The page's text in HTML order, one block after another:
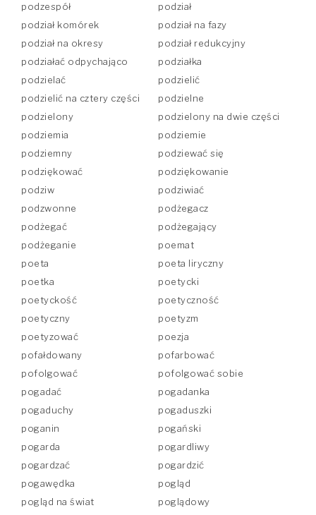
podzespół
podział
podział komórek
podział na fazy
podział na okresy
podział redukcyjny
podziałać odpychająco
podziałka
podzielać
podzielić
podzielić na cztery części
podzielne
podzielony
podzielony na dwie części
podziemia
podziemie
podziemny
podziewać się
podziękować
podziękowanie
podziw
podziwiać
podzwonne
podżegacz
podżegać
podżegający
podżeganie
poemat
poeta
poeta liryczny
poetka
poetycki
poetyckość
poetyczność
poetyczny
poetyzm
poetyzować
poezja
pofałdowany
pofarbować
pofolgować
pofolgować sobie
pogadać
pogadanka
pogaduchy
pogaduszki
poganin
pogański
pogarda
pogardliwy
pogardzać
pogardzić
pogawędka
pogląd
pogląd na świat
poglądowy